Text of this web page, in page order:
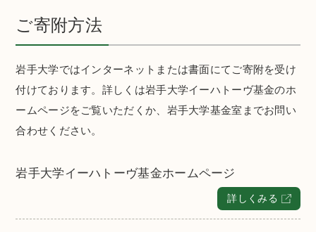
ご寄附方法
岩手大学ではインターネットまたは書面にてご寄附を受け
付けております。詳しくは岩手大学イーハトーヴ基金のホ
ームページをご覧いただくか、岩手大学基金室までお問い
合わせください。
岩手大学イーハトーヴ基金ホームページ
詳しくみる